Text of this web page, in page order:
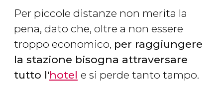
Per piccole distanze non merita la
pena, dato che, oltre a non essere
troppo economico, per raggiungere
la stazione bisogna attraversare
tutto l'hotel e si perde tanto tampo.